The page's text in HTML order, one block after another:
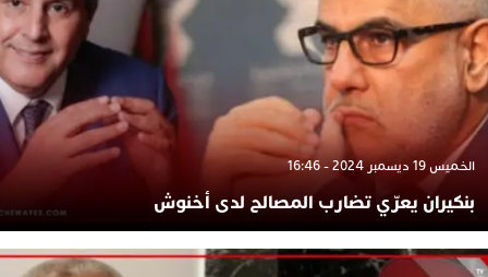
الخميس 19 ديسمبر 2024 - 16:46
بنكيران يعرّي تضارب المصالح لدى أخنوش